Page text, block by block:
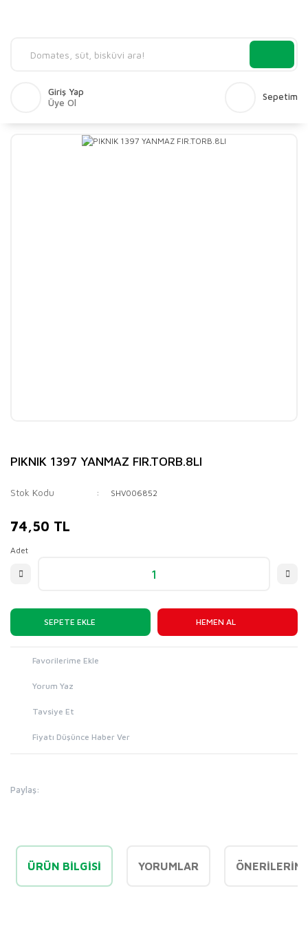
Giriş Yap
Üye Ol
Sepetim
PIKNIK 1397 YANMAZ FIR.TORB.8LI
Stok Kodu SHV006852
74,50 TL
Adet
SEPETE EKLE HEMEN AL
Yorum Yaz
Tavsiye Et
Fiyatı Düşünce Haber Ver
Paylaş:
ÜRÜN BILGISI YORUMLAR